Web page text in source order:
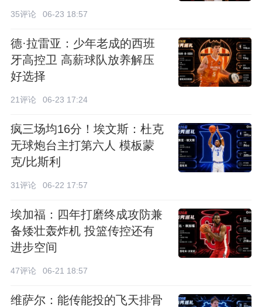
35评论 06-23 18:57
德·拉雷亚：少年老成的西班
牙高控卫 高薪球队放养解压
好选择
21评论 06-23 17:24
疯三场均16分！埃文斯：杜克
无球炮台主打第六人 模板蒙
克/比斯利
31评论 06-22 17:57
埃加福：四年打磨终成攻防兼
备矮壮轰炸机 投篮传控还有
进步空间
47评论 06-21 18:57
维萨尔：能传能投的飞天排骨